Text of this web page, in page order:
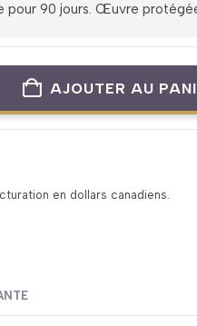
pour 90 jours. Œuvre
AJOUTER AU
en dollars canadiens.